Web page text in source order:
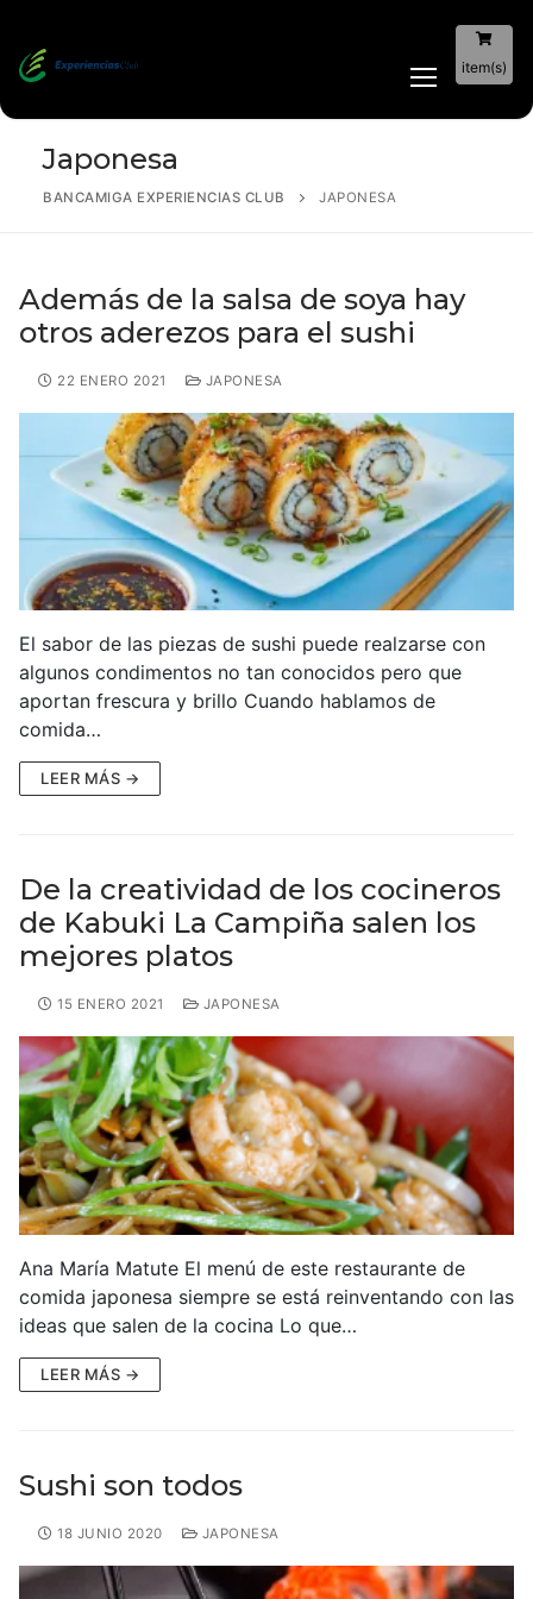
item(s)
Japonesa
BANCAMIGA EXPERIENCIAS CLUB JAPONESA
Además de la salsa de soya hay
otros aderezos para el sushi
22 ENERO 2021 JAPONESA
El sabor de las piezas de sushi puede realzarse con
algunos condimentos no tan conocidos pero que
aportan frescura y brillo Cuando hablamos de
comida…
LEER MÁS →
De la creatividad de los cocineros
de Kabuki La Campiña salen los
mejores platos
15 ENERO 2021 JAPONESA
Ana María Matute El menú de este restaurante de
comida japonesa siempre se está reinventando con las
ideas que salen de la cocina Lo que…
LEER MÁS →
Sushi son todos
18 JUNIO 2020 JAPONESA